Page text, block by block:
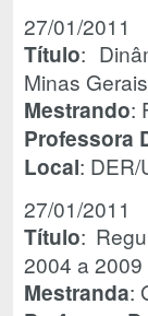
27/01/2011
Título:
Minas
Mestrando:
Professora
Local:
27/01/2011
Título:
2004 a 2009
Mestranda: